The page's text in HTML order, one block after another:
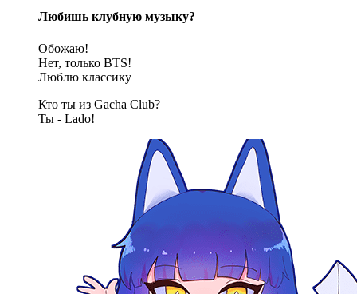
Любишь клубную музыку?
Обожаю!
Нет, только BTS!
Люблю классику
Кто ты из Gacha Club?
Ты - Lado!